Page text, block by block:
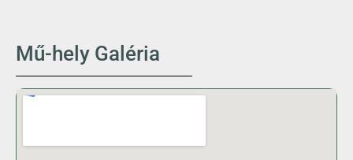
Mű-hely Galéria